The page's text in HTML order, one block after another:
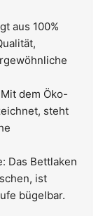
aus 100%
dem Öko-
steht
Das Bettlaken
ist
bügelbar.